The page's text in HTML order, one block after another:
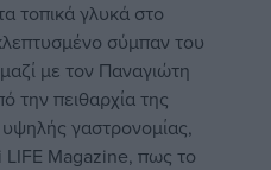
τοπικά γλυκά στο
σύμπαν του
με τον Παναγιώτη
την πειθαρχία της
γαστρονομίας,
Magazine, πως το